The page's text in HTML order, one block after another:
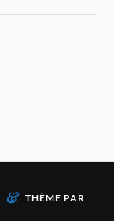
& THÈME PAR